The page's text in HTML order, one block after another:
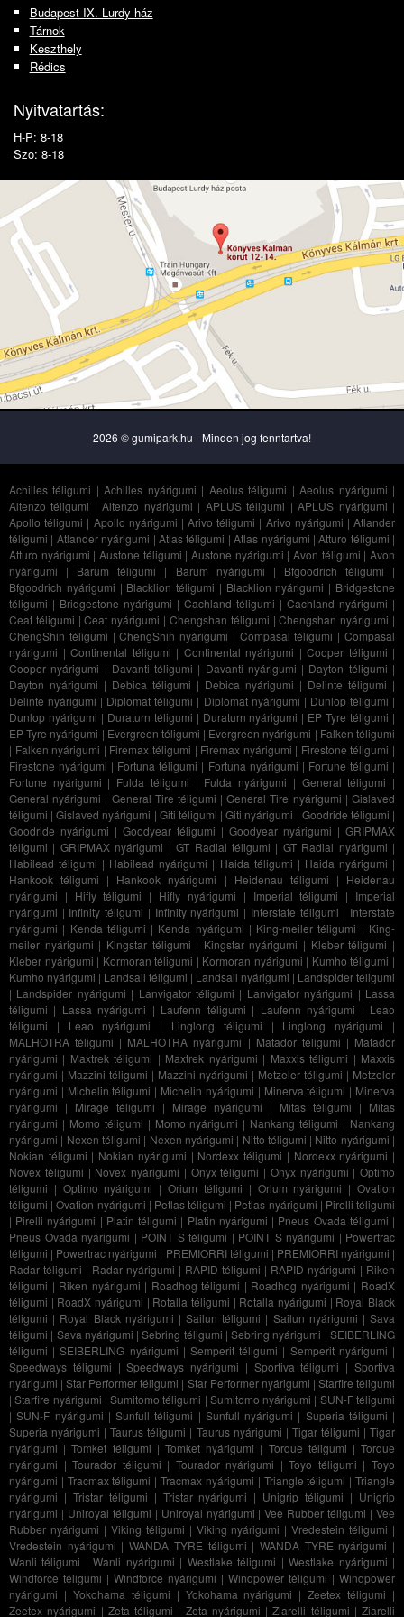
Budapest IX. Lurdy ház
Tárnok
Keszthely
Rédics
Nyitvatartás:
H-P: 8-18
Szo: 8-18
2026 © gumipark.hu - Minden jog fenntartva!
Achilles téligumi |Achilles nyárigumi | Aeolus téligumi |Aeolus nyárigumi |
Altenzo téligumi |Altenzo nyárigumi | APLUS téligumi |APLUS nyárigumi |
Apollo téligumi | Apollo nyárigumi |Arivo téligumi | Arivo nyárigumi |Atlander
téligumi | Atlander nyárigumi | Atlas téligumi |Atlas nyárigumi |Atturo téligumi |
Atturo nyárigumi |Austone téligumi |Austone nyárigumi |Avon téligumi |Avon
nyárigumi | Barum téligumi | Barum nyárigumi | Bfgoodrich téligumi |
Bfgoodrich nyárigumi | Blacklion téligumi | Blacklion nyárigumi | Bridgestone
téligumi | Bridgestone nyárigumi | Cachland téligumi | Cachland nyárigumi |
Ceat téligumi |Ceat nyárigumi | Chengshan téligumi |Chengshan nyárigumi |
ChengShin téligumi |ChengShin nyárigumi | Compasal téligumi |Compasal
nyárigumi | Continental téligumi | Continental nyárigumi | Cooper téligumi |
Cooper nyárigumi | Davanti téligumi | Davanti nyárigumi | Dayton téligumi |
Dayton nyárigumi | Debica téligumi | Debica nyárigumi | Delinte téligumi |
Delinte nyárigumi | Diplomat téligumi | Diplomat nyárigumi | Dunlop téligumi |
Dunlop nyárigumi | Duraturn téligumi | Duraturn nyárigumi | EP Tyre téligumi |
EP Tyre nyárigumi | Evergreen téligumi | Evergreen nyárigumi | Falken téligumi
| Falken nyárigumi | Firemax téligumi | Firemax nyárigumi | Firestone téligumi |
Firestone nyárigumi | Fortuna téligumi | Fortuna nyárigumi | Fortune téligumi |
Fortune nyárigumi | Fulda téligumi | Fulda nyárigumi | General téligumi |
General nyárigumi | General Tire téligumi |General Tire nyárigumi |Gislaved
téligumi |Gislaved nyárigumi | Giti téligumi |Giti nyárigumi | Goodride téligumi |
Goodride nyárigumi | Goodyear téligumi | Goodyear nyárigumi | GRIPMAX
téligumi | GRIPMAX nyárigumi |GT Radial téligumi | GT Radial nyárigumi |
Habilead téligumi | Habilead nyárigumi | Haida téligumi | Haida nyárigumi |
Hankook téligumi | Hankook nyárigumi | Heidenau téligumi | Heidenau
nyárigumi | Hifly téligumi | Hifly nyárigumi | Imperial téligumi | Imperial
nyárigumi | Infinity téligumi | Infinity nyárigumi | Interstate téligumi | Interstate
nyárigumi | Kenda téligumi | Kenda nyárigumi | King-meiler téligumi | King-
meiler nyárigumi | Kingstar téligumi | Kingstar nyárigumi | Kleber téligumi |
Kleber nyárigumi | Kormoran téligumi | Kormoran nyárigumi | Kumho téligumi |
Kumho nyárigumi | Landsail téligumi | Landsail nyárigumi | Landspider téligumi
| Landspider nyárigumi | Lanvigator téligumi | Lanvigator nyárigumi | Lassa
téligumi | Lassa nyárigumi | Laufenn téligumi | Laufenn nyárigumi | Leao
téligumi | Leao nyárigumi | Linglong téligumi | Linglong nyárigumi |
MALHOTRA téligumi | MALHOTRA nyárigumi | Matador téligumi | Matador
nyárigumi | Maxtrek téligumi | Maxtrek nyárigumi | Maxxis téligumi | Maxxis
nyárigumi | Mazzini téligumi | Mazzini nyárigumi | Metzeler téligumi | Metzeler
nyárigumi | Michelin téligumi | Michelin nyárigumi | Minerva téligumi | Minerva
nyárigumi | Mirage téligumi | Mirage nyárigumi | Mitas téligumi | Mitas
nyárigumi | Momo téligumi | Momo nyárigumi | Nankang téligumi | Nankang
nyárigumi | Nexen téligumi | Nexen nyárigumi | Nitto téligumi | Nitto nyárigumi |
Nokian téligumi | Nokian nyárigumi | Nordexx téligumi | Nordexx nyárigumi |
Novex téligumi | Novex nyárigumi | Onyx téligumi | Onyx nyárigumi | Optimo
téligumi | Optimo nyárigumi |Orium téligumi | Orium nyárigumi |Ovation
téligumi |Ovation nyárigumi | Petlas téligumi | Petlas nyárigumi | Pirelli téligumi
| Pirelli nyárigumi | Platin téligumi | Platin nyárigumi | Pneus Ovada téligumi |
Pneus Ovada nyárigumi | POINT S téligumi | POINT S nyárigumi | Powertrac
téligumi | Powertrac nyárigumi | PREMIORRI téligumi | PREMIORRI nyárigumi |
Radar téligumi | Radar nyárigumi | RAPID téligumi | RAPID nyárigumi | Riken
téligumi | Riken nyárigumi | Roadhog téligumi | Roadhog nyárigumi | RoadX
téligumi | RoadX nyárigumi | Rotalla téligumi | Rotalla nyárigumi | Royal Black
téligumi | Royal Black nyárigumi |Sailun téligumi | Sailun nyárigumi |Sava
téligumi | Sava nyárigumi |Sebring téligumi |Sebring nyárigumi |SEIBERLING
téligumi |SEIBERLING nyárigumi |Semperit téligumi | Semperit nyárigumi |
Speedways téligumi |Speedways nyárigumi | Sportiva téligumi |Sportiva
nyárigumi |Star Performer téligumi | Star Performer nyárigumi | Starfire téligumi
|Starfire nyárigumi |Sumitomo téligumi | Sumitomo nyárigumi | SUN-F téligumi
|SUN-F nyárigumi | Sunfull téligumi | Sunfull nyárigumi | Superia téligumi |
Superia nyárigumi |Taurus téligumi | Taurus nyárigumi | Tigar téligumi |Tigar
nyárigumi |Tomket téligumi | Tomket nyárigumi | Torque téligumi |Torque
nyárigumi |Tourador téligumi | Tourador nyárigumi |Toyo téligumi |Toyo
nyárigumi | Tracmax téligumi |Tracmax nyárigumi | Triangle téligumi |Triangle
nyárigumi | Tristar téligumi | Tristar nyárigumi | Unigrip téligumi | Unigrip
nyárigumi | Uniroyal téligumi | Uniroyal nyárigumi |Vee Rubber téligumi |Vee
Rubber nyárigumi | Viking téligumi | Viking nyárigumi |Vredestein téligumi |
Vredestein nyárigumi |WANDA TYRE téligumi | WANDA TYRE nyárigumi |
Wanli téligumi |Wanli nyárigumi | Westlake téligumi |Westlake nyárigumi |
Windforce téligumi | Windforce nyárigumi | Windpower téligumi | Windpower
nyárigumi | Yokohama téligumi | Yokohama nyárigumi |Zeetex téligumi |
Zeetex nyárigumi | Zeta téligumi | Zeta nyárigumi |Ziarelli téligumi | Ziarelli